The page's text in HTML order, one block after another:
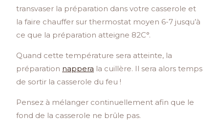
transvaser la préparation dans votre casserole et
la faire chauffer sur thermostat moyen 6-7 jusqu’à
ce que la préparation atteigne 82C°.
Quand cette température sera atteinte, la
préparation nappera la cuillère. Il sera alors temps
de sortir la casserole du feu !
Pensez à mélanger continuellement afin que le
fond de la casserole ne brûle pas.